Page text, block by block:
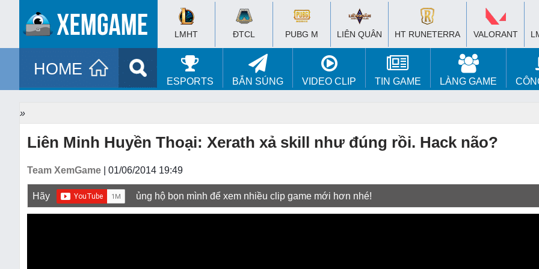
LMHT ĐTCL PUBG M LIÊN QUÂN HT RUNETERRA VALORANT
HOME
ESPORTS BẮN SÚNG VIDEO CLIP TIN GAME LÀNG GAME
»
Liên Minh Huyền Thoại: Xerath xả skill như đúng rồi. Hack não?
Team XemGame | 01/06/2014 19:49
Hãy ủng hộ bọn mình để xem nhiều clip game mới hơn nhé!